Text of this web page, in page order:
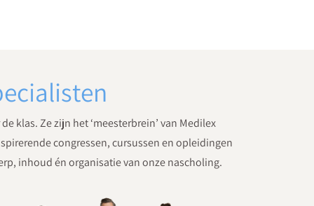
klas. Ze zijn het ‘meesterbrein’ van Medilex
congressen, cursussen en opleidingen
inhoud én organisatie van onze nascholing.